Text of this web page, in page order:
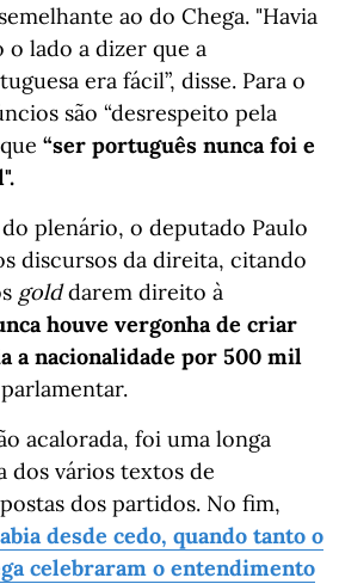
ao do Chega. "Havia
lado a dizer que a
era fácil”, disse. Para o
são “desrespeito pela
“ser português nunca foi e
plenário, o deputado Paulo
discursos da direita, citando
golddarem direito à
houve vergonha de criar
a nacionalidade por 500 mil
acalorada, foi uma longa
dos vários textos de
dos partidos. No fim,
desde cedo, quando tanto o
celebraram o entendimento